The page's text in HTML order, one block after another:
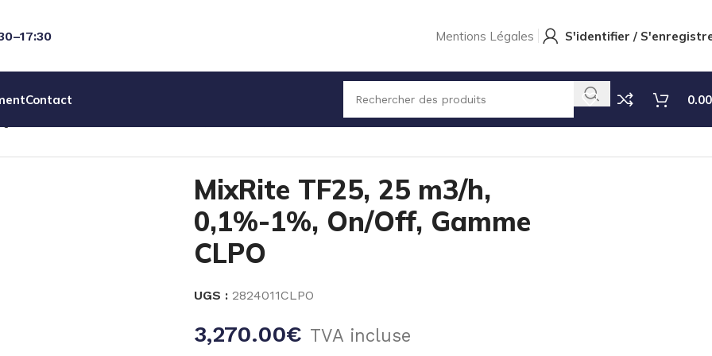
Mentions Légales S'identifier /
Contact
0.00
MixRite TF25, 25 m3/h, 0,1%-1%, On/Off, Gamme CLPO
MixRite TF25, 25 m3/h,
0,1%-1%, On/Off, Gamme
CLPO
UGS : 2824011CLPO
3,270.00€ TVA incluse